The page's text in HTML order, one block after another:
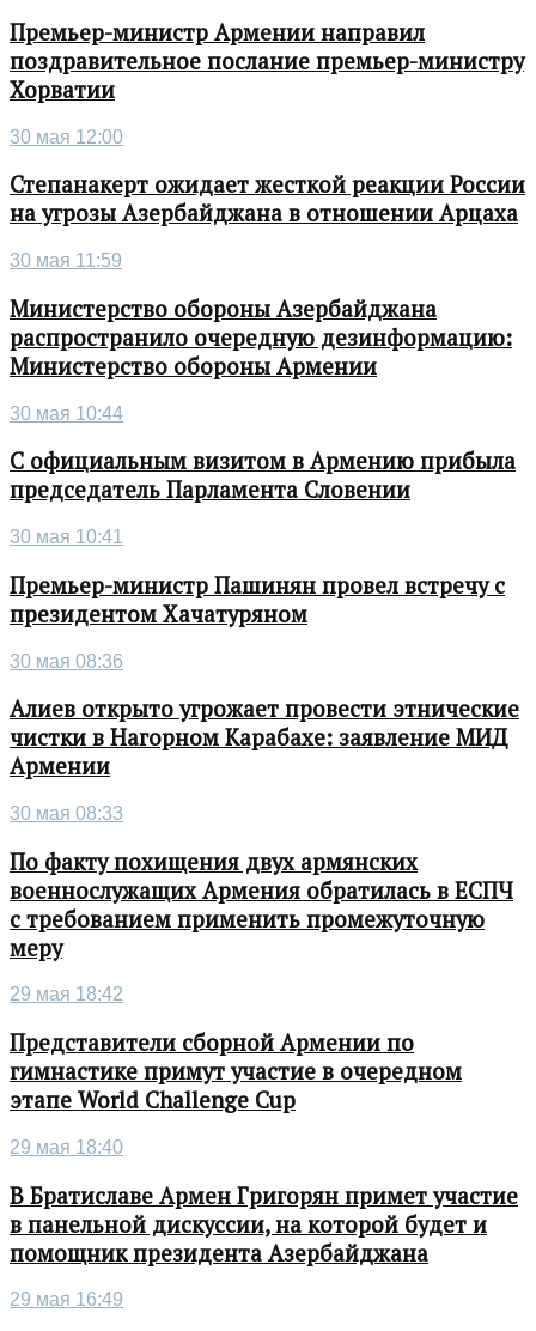
Премьер-министр Армении направил
поздравительное послание премьер-министру
Хорватии
30 мая 12:00
Степанакерт ожидает жесткой реакции России
на угрозы Азербайджана в отношении Арцаха
30 мая 11:59
Министерство обороны Азербайджана
распространило очередную дезинформацию:
Министерство обороны Армении
30 мая 10:44
С официальным визитом в Армению прибыла
председатель Парламента Словении
30 мая 10:41
Премьер-министр Пашинян провел встречу с
президентом Хачатуряном
30 мая 08:36
Алиев открыто угрожает провести этнические
чистки в Нагорном Карабахе: заявление МИД
Армении
30 мая 08:33
По факту похищения двух армянских
военнослужащих Армения обратилась в ЕСПЧ
с требованием применить промежуточную
меру
29 мая 18:42
Представители сборной Армении по
гимнастике примут участие в очередном
этапе World Challenge Cup
29 мая 18:40
В Братиславе Армен Григорян примет участие
в панельной дискуссии, на которой будет и
помощник президента Азербайджана
29 мая 16:49